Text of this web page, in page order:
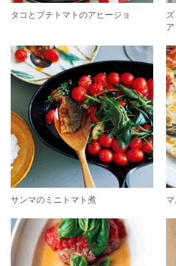
タコとプチトマトのアヒージョ
ア
サンマのミニトマト煮